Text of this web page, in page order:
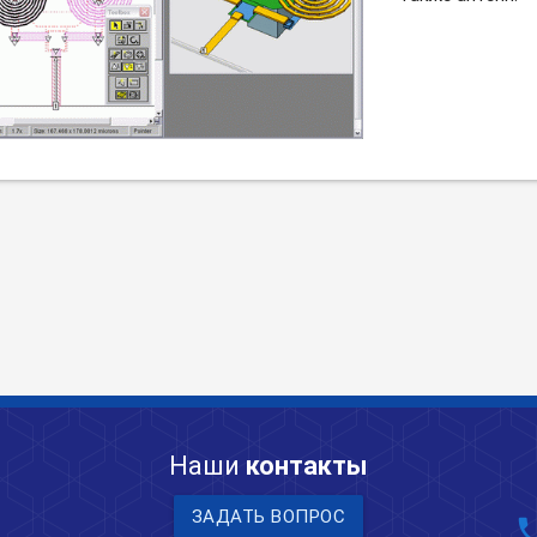
Наши контакты
ЗАДАТЬ ВОПРОС